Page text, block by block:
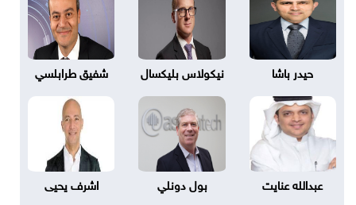
حيدر باشا نيكولاس بليكسال شفيق طرابلسي
عبدالله عنايت بول دونلي اشرف يحيى